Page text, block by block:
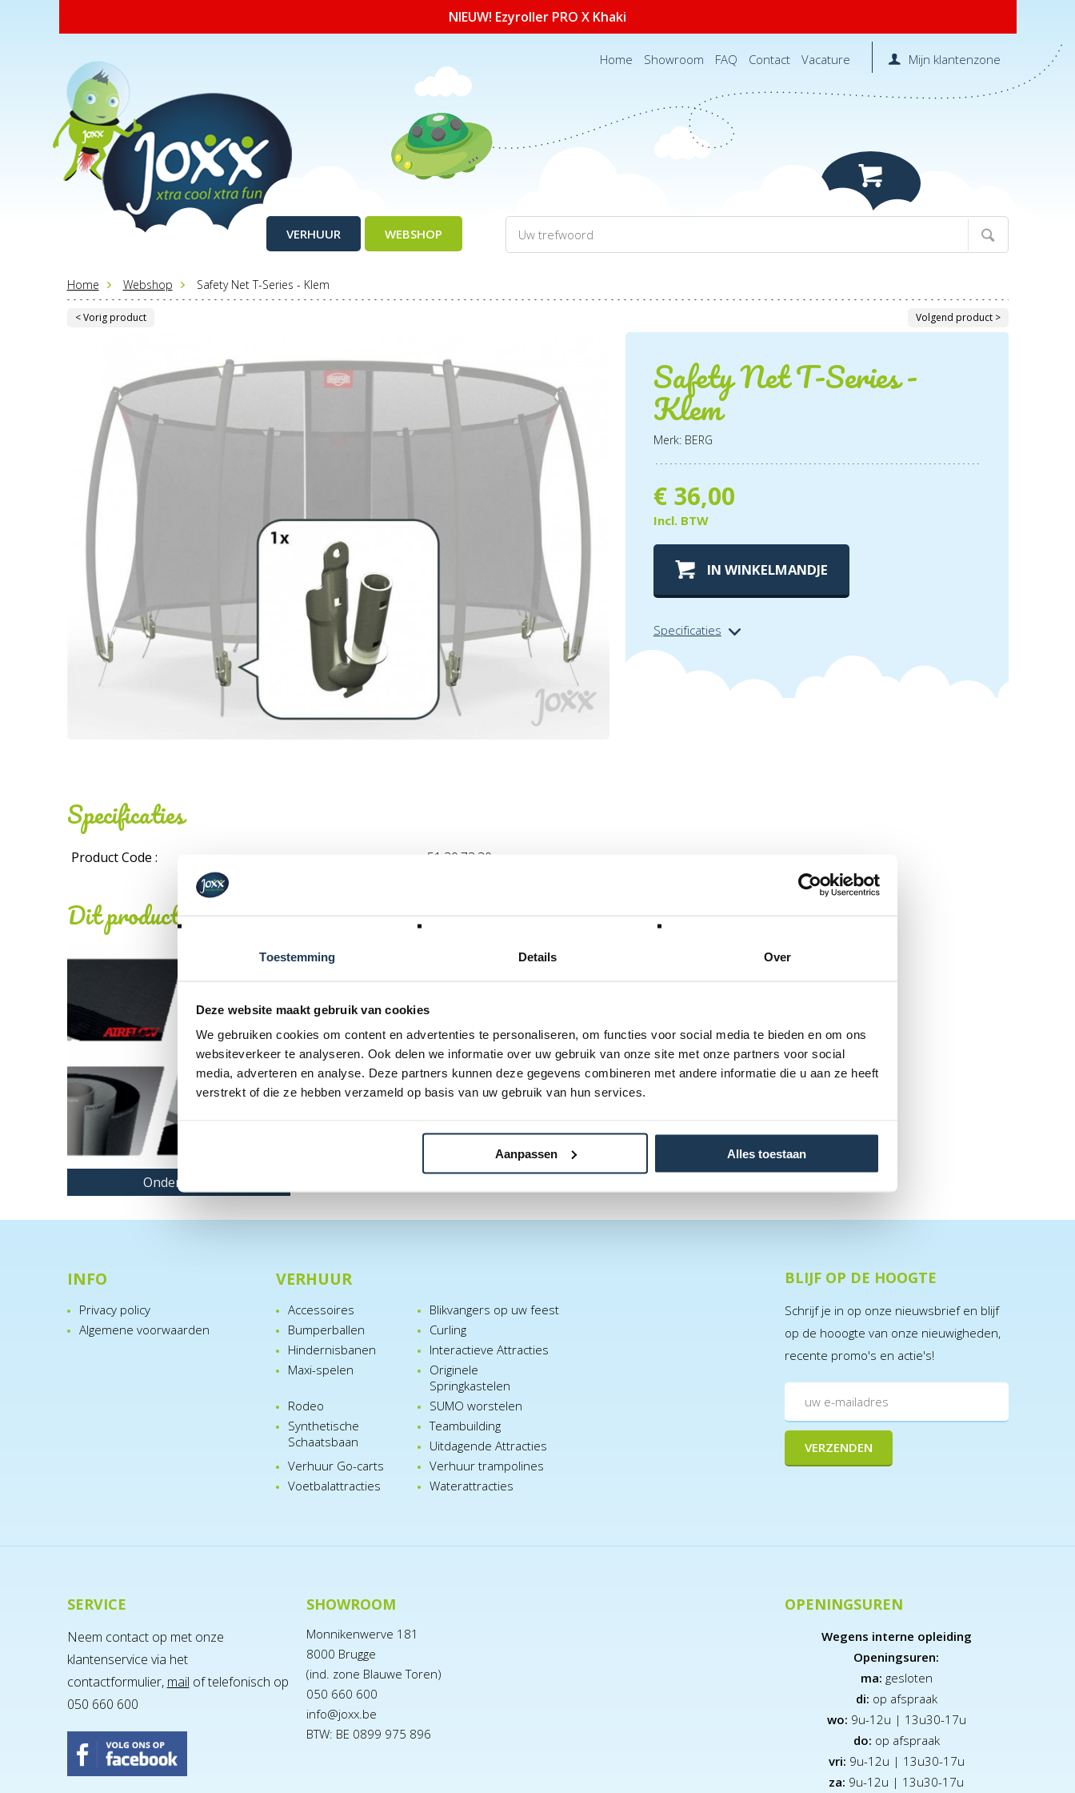
Toestemming Details Over
Deze website maakt gebruik van cookies
We gebruiken cookies om content en advertenties te personaliseren, om functies voor social media te bieden en om ons
websiteverkeer te analyseren. Ook delen we informatie over uw gebruik van onze site met onze partners voor social
media, adverteren en analyse. Deze partners kunnen deze gegevens combineren met andere informatie die u aan ze heeft
verstrekt of die ze hebben verzameld op basis van uw gebruik van hun services.
Aanpassen Alles toestaan
NIEUW! Ezyroller PRO X Khaki
Home Showroom FAQ Contact Vacature Mijn klantenzone
VERHUUR WEBSHOP
Home Webshop Safety Net T-Series - Klem
< Vorig product Volgend product >
Safety Net T-Series -
Klem
Merk: BERG
€ 36,00
Incl. BTW
IN WINKELMANDJE
Specificaties
Specificaties
Product Code : 51.30.73.30
Dit product behoort tot de volgende categorie(ën)
Onderdelen
INFO
Privacy policy
Algemene voorwaarden
VERHUUR
Accessoires
Blikvangers op uw feest
Bumperballen
Curling
Hindernisbanen
Interactieve Attracties
Maxi-spelen
Originele
Springkastelen
Rodeo
SUMO worstelen
Synthetische
Schaatsbaan
Teambuilding
Uitdagende Attracties
Verhuur Go-carts
Verhuur trampolines
Voetbalattracties
Waterattracties
BLIJF OP DE HOOGTE
Schrijf je in op onze nieuwsbrief en blijf
op de hooogte van onze nieuwigheden,
recente promo's en actie's!
SERVICE
Neem contact op met onze
klantenservice via het
contactformulier, mail of telefonisch op
050 660 600
SHOWROOM
Monnikenwerve 181
8000 Brugge
(ind. zone Blauwe Toren)
050 660 600
info@joxx.be
BTW: BE 0899 975 896
OPENINGSUREN
Wegens interne opleiding
Openingsuren:
ma: gesloten
di: op afspraak
wo: 9u-12u | 13u30-17u
do: op afspraak
vri: 9u-12u | 13u30-17u
za: 9u-12u | 13u30-17u